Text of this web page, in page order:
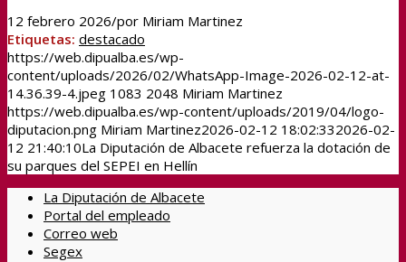
12 febrero 2026/por Miriam Martinez
Etiquetas: destacado
https://web.dipualba.es/wp-
content/uploads/2026/02/WhatsApp-Image-2026-02-12-at-
14.36.39-4.jpeg 1083 2048 Miriam Martinez
https://web.dipualba.es/wp-content/uploads/2019/04/logo-
diputacion.png Miriam Martinez2026-02-12 18:02:332026-02-
12 21:40:10La Diputación de Albacete refuerza la dotación de
su parques del SEPEI en Hellín
La Diputación de Albacete
Portal del empleado
Correo web
Segex